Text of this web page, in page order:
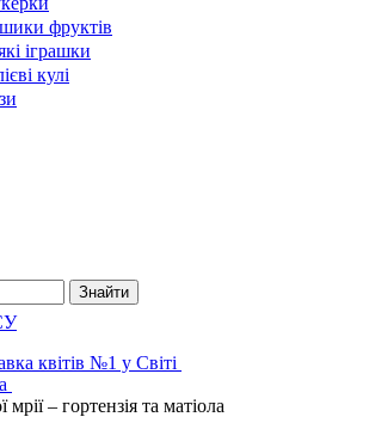
фруктів
іграшки
кулі
квітів №1 у Світі
– гортензія та матіола